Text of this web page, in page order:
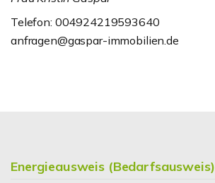
Telefon: 004924219593640
anfragen@gaspar-immobilien.de
Energieausweis (Bedarfsausweis)